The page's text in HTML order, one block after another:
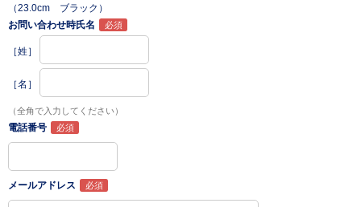
（23.0cm ブラック）
お問い合わせ時氏名
［姓］
［名］
（全角で入力してください）
電話番号
メールアドレス